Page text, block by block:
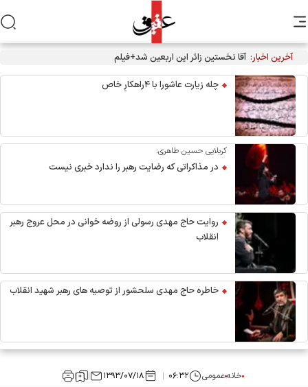
آخرین اخبار: آقا نخستین زائر این اربعین شد+فیلم
چله زیارت عاشورا با ۴راهکارِ خاص
کربلایی حسین طاهری:
در مذاکراتی که رضایت رهبر را ندارد خبری نیست
روایت حاج مهدی رسولی از روضه خوانی در محل عروج رهبر
انقلاب
خاطره حاج مهدی سلحشور از توصیه های رهبر شهید انقلاب
خانهعمومی ۰۶:۳۲ ۱۳۹۳/۰۷/۱۸